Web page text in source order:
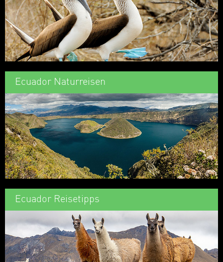
Ecuador Naturreisen
Ecuador Reisetipps